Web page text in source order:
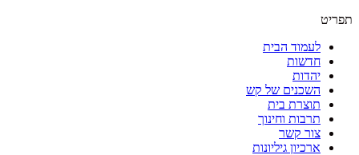
תפריט
לעמוד הבית
חדשות
יהדות
השכנים של קש
תוצרת בית
תרבות וחינוך
צור קשר
ארכיון גיליונות